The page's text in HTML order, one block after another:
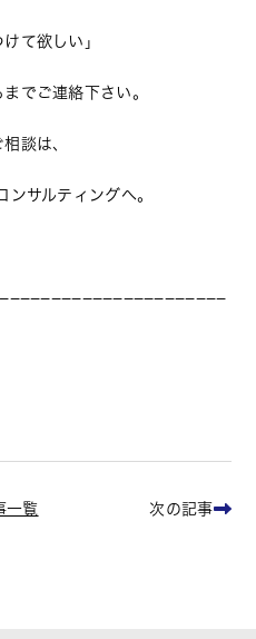
て欲しい」
でご連絡下さい。
談は、
サルティングへ。
一覧 次の記事